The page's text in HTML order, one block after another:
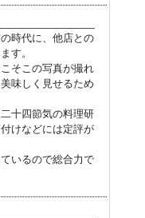
時代に、他店との
す。
そこの写真が撮れ
味しく見せるため
二十四節気の料理研
けなどには定評が
いるので総合力で